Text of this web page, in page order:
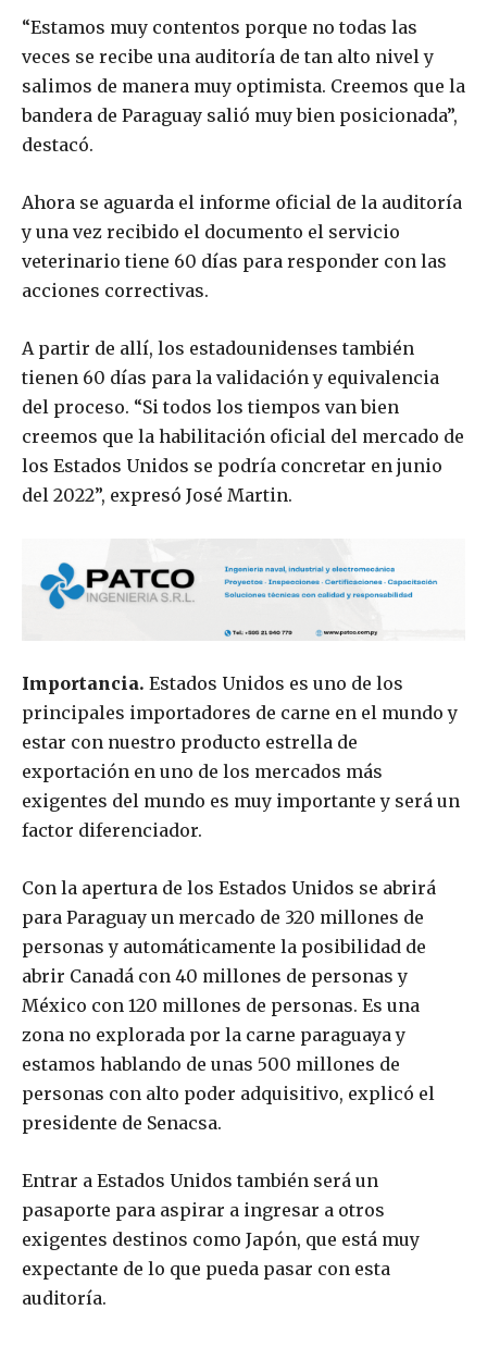
“Estamos muy contentos porque no todas las
veces se recibe una auditoría de tan alto nivel y
salimos de manera muy optimista. Creemos que la
bandera de Paraguay salió muy bien posicionada”,
destacó.
Ahora se aguarda el informe oficial de la auditoría
y una vez recibido el documento el servicio
veterinario tiene 60 días para responder con las
acciones correctivas.
A partir de allí, los estadounidenses también
tienen 60 días para la validación y equivalencia
del proceso. “Si todos los tiempos van bien
creemos que la habilitación oficial del mercado de
los Estados Unidos se podría concretar en junio
del 2022”, expresó José Martin.
Importancia. Estados Unidos es uno de los
principales importadores de carne en el mundo y
estar con nuestro producto estrella de
exportación en uno de los mercados más
exigentes del mundo es muy importante y será un
factor diferenciador.
Con la apertura de los Estados Unidos se abrirá
para Paraguay un mercado de 320 millones de
personas y automáticamente la posibilidad de
abrir Canadá con 40 millones de personas y
México con 120 millones de personas. Es una
zona no explorada por la carne paraguaya y
estamos hablando de unas 500 millones de
personas con alto poder adquisitivo, explicó el
presidente de Senacsa.
Entrar a Estados Unidos también será un
pasaporte para aspirar a ingresar a otros
exigentes destinos como Japón, que está muy
expectante de lo que pueda pasar con esta
auditoría.